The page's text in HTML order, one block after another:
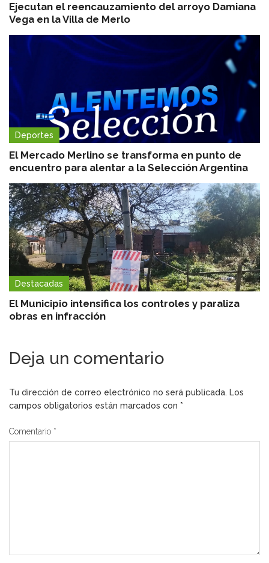
Ejecutan el reencauzamiento del arroyo Damiana
Vega en la Villa de Merlo
Deportes
El Mercado Merlino se transforma en punto de
encuentro para alentar a la Selección Argentina
Destacadas
El Municipio intensifica los controles y paraliza
obras en infracción
Deja un comentario
Tu dirección de correo electrónico no será publicada. Los
campos obligatorios están marcados con *
Comentario *